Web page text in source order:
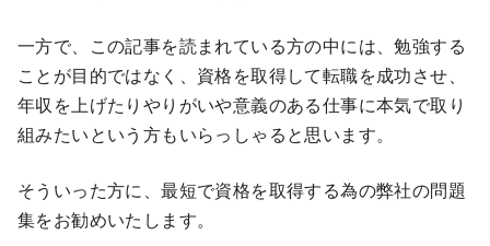
一方で、この記事を読まれている方の中には、勉強する
ことが目的ではなく、資格を取得して転職を成功させ、
年収を上げたりやりがいや意義のある仕事に本気で取り
組みたいという方もいらっしゃると思います。
そういった方に、最短で資格を取得する為の弊社の問題
集をお勧めいたします。